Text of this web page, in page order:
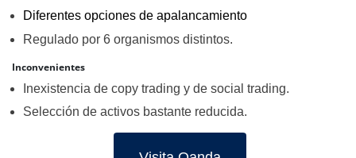
Diferentes opciones de apalancamiento
Regulado por 6 organismos distintos.
Inconvenientes
Inexistencia de copy trading y de social trading.
Selección de activos bastante reducida.